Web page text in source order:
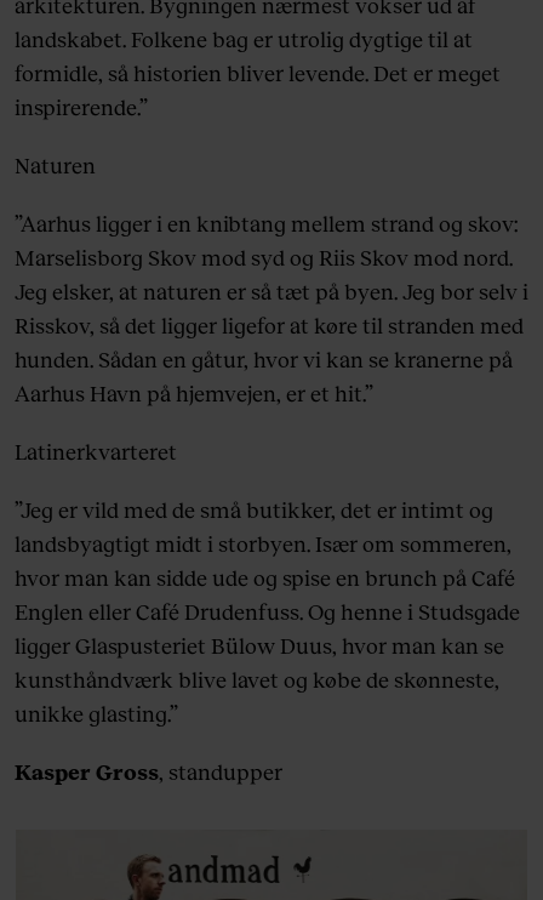
landskabet. Folkene bag er utrolig dygtige til at
formidle, så historien bliver levende. Det er meget
inspirerende.”
Naturen
”Aarhus ligger i en knibtang mellem strand og skov:
Marselisborg Skov mod syd og Riis Skov mod nord.
Jeg elsker, at naturen er så tæt på byen. Jeg bor selv i
Risskov, så det ligger ligefor at køre til stranden med
hunden. Sådan en gåtur, hvor vi kan se kranerne på
Aarhus Havn på hjemvejen, er et hit.”
Latinerkvarteret
”Jeg er vild med de små butikker, det er intimt og
landsbyagtigt midt i storbyen. Især om sommeren,
hvor man kan sidde ude og spise en brunch på Café
Englen eller Café Drudenfuss. Og henne i Studsgade
ligger Glaspusteriet Bülow Duus, hvor man kan se
kunsthåndværk blive lavet og købe de skønneste,
unikke glasting.”
Kasper Gross, standupper